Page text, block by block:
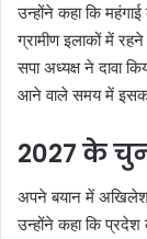
उन्होंने कहा कि
ग्रामीण इलाकों में
सपा अध्यक्ष ने दावा
आने वाले समय में इसका
2027 के
अपने बयान में अखिलेश
उन्होंने कहा कि प्रदेश